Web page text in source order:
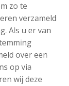
zo te
verzameld
Als u er van
over een
op via
wij deze